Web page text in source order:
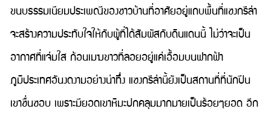
ขนบธรรมเนียมประเพณีของชาวบ้านที่อาศัยอยู่แถบพื้นที่แชงกรีล่า
จะสร้างความประทับใจให้กับผู้ที่ได้สัมผัสกับดินแดนนี้ ไม่ว่าจะเป็น
อากาศที่แจ่มใส ก้อนเมฆขาวที่ลอยอยู่แค่เอื้อมบนฟากฟ้า
ภูมิประเทศอันงดงามอย่างน่าทึ่ง แชงกรีล่านี้ยังเป็นสถานที่ที่นักปีน
เขาชื่นชอบ เพราะมียอดเขาหิมะปกคลุมมากมายเป็นร้อยๆยอด อีก